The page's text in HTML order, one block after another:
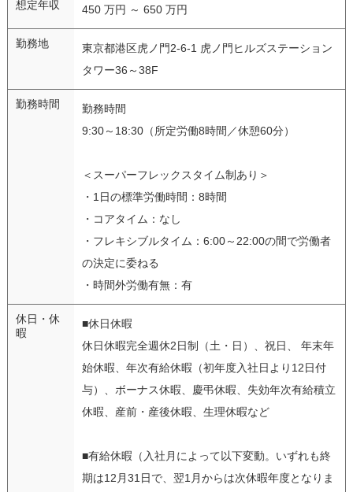
想定年収 450 万円 ～ 650 万円
勤務地
東京都港区虎ノ門2-6-1 虎ノ門ヒルズステーション
タワー36～38F
勤務時間
勤務時間
9:30～18:30（所定労働8時間／休憩60分）
＜スーパーフレックスタイム制あり＞
・1日の標準労働時間：8時間
・コアタイム：なし
・フレキシブルタイム：6:00～22:00の間で労働者
の決定に委ねる
・時間外労働有無：有
休日・休
暇
■休日休暇
休日休暇完全週休2日制（土・日）、祝日、 年末年
始休暇、年次有給休暇（初年度入社日より12日付
与）、ボーナス休暇、慶弔休暇、失効年次有給積立
休暇、産前・産後休暇、生理休暇など
■有給休暇（入社月によって以下変動。いずれも終
期は12月31日で、翌1月からは次休暇年度となりま